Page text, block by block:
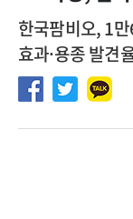
한국팜비오, 1
효과·용종 발견